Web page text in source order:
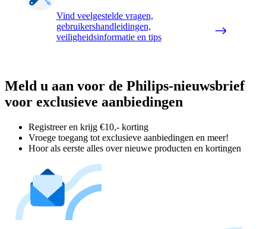
Vind veelgestelde vragen,
gebruikershandleidingen,
veiligheidsinformatie en tips
Meld u aan voor de Philips-nieuwsbrief
voor exclusieve aanbiedingen
Registreer en krijg €10,- korting
Vroege toegang tot exclusieve aanbiedingen en meer!
Hoor als eerste alles over nieuwe producten en kortingen